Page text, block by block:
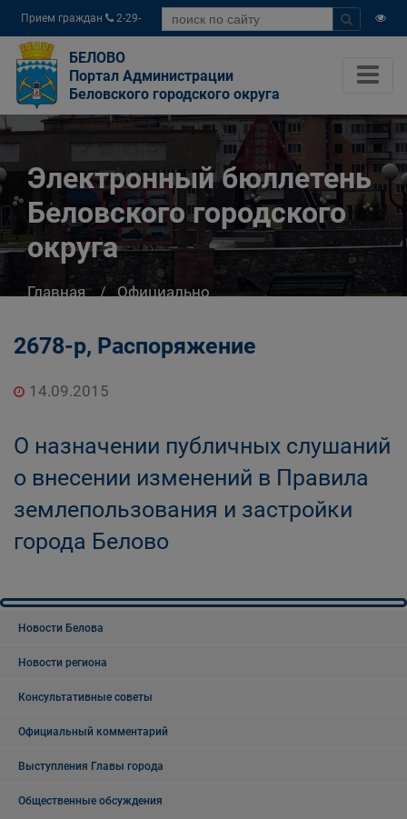
Прием граждан
2-29-
04
БЕЛОВО
Портал Администрации
Беловского городского округа
Электронный бюллетень
Беловского городского
округа
Главная
Официально
городского округа
2678-р, Распоряжение
14.09.2015
О назначении публичных слушаний
о внесении изменений в Правила
землепользования и застройки
города Белово
Новости Белова
Новости региона
Консультативные советы
Официальный комментарий
Выступления Главы города
Общественные обсуждения